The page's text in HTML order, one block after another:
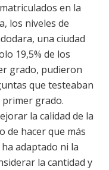
en la
los niveles de
una ciudad
19,5% de los
grado, pudieron
que testeaban
primer grado.
la calidad de la
de hacer que más
adaptado ni la
la cantidad y